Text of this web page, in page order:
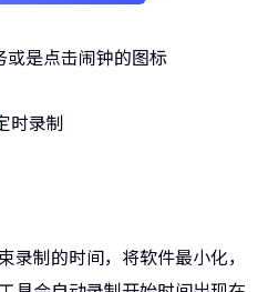
是点击闹钟的图标
录制的时间，将软件最小化，